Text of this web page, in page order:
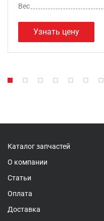
Вес
Узнать цену
Каталог запчастей
О компании
Статьи
Оплата
Доставка